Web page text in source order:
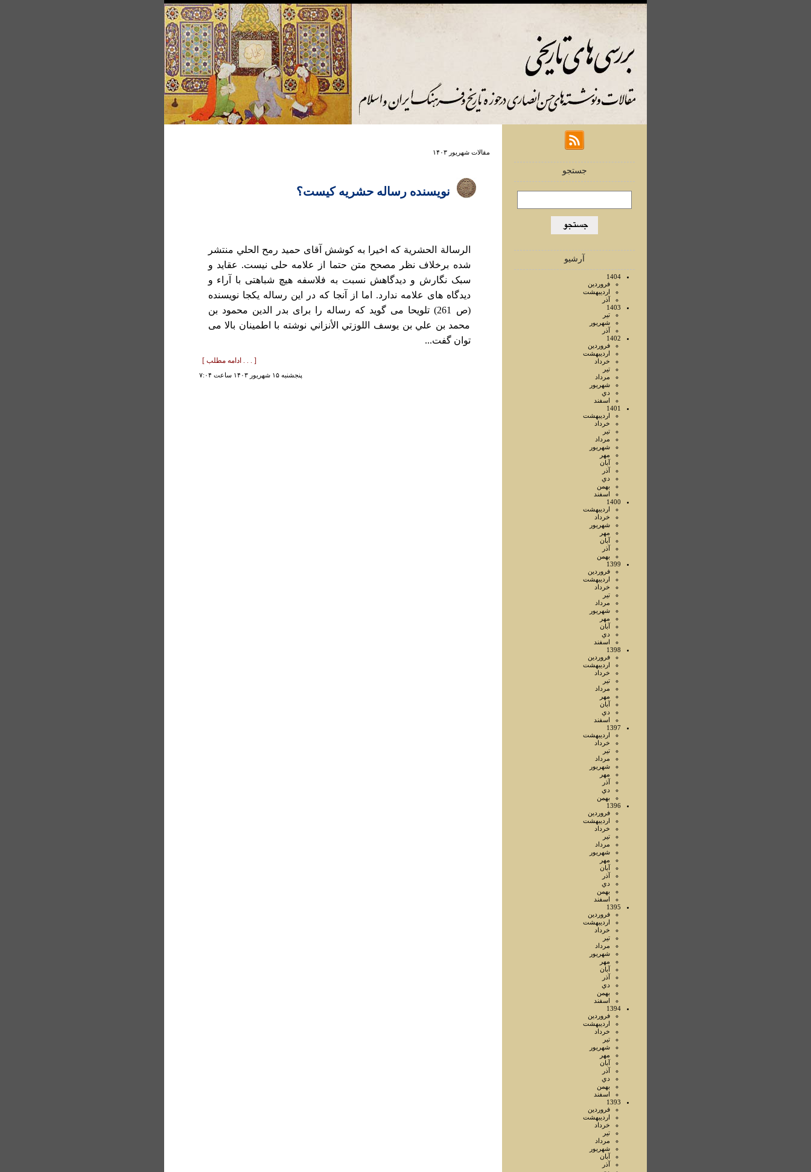
جستجو
آرشیو
1404
فروردين
ارديبهشت
آذر
1403
تير
شهريور
آذر
1402
فروردين
ارديبهشت
خرداد
تير
مرداد
شهريور
دي
اسفند
1401
ارديبهشت
خرداد
تير
مرداد
شهريور
مهر
آبان
آذر
دي
بهمن
اسفند
1400
ارديبهشت
خرداد
شهريور
مهر
آبان
آذر
بهمن
1399
فروردين
ارديبهشت
خرداد
تير
مرداد
شهريور
مهر
آبان
دي
اسفند
1398
فروردين
ارديبهشت
خرداد
تير
مرداد
مهر
آبان
دي
اسفند
1397
ارديبهشت
خرداد
تير
مرداد
شهريور
مهر
آذر
دي
بهمن
1396
فروردين
ارديبهشت
خرداد
تير
مرداد
شهريور
مهر
آبان
آذر
دي
بهمن
اسفند
1395
فروردين
ارديبهشت
خرداد
تير
مرداد
شهريور
مهر
آبان
آذر
دي
بهمن
اسفند
1394
فروردين
ارديبهشت
خرداد
تير
شهريور
مهر
آبان
آذر
دي
بهمن
اسفند
1393
فروردين
ارديبهشت
خرداد
تير
مرداد
شهريور
آبان
آذر
مقالات شهريور ۱۴۰۳
نويسنده رساله حشريه کيست؟
الرسالة الحشرية که اخيرا به کوشش آقای حميد رمح الحلي منتشر
شده برخلاف نظر مصحح متن حتما از علامه حلی نيست. عقايد و
سبک نگارش و ديدگاهش نسبت به فلاسفه هيچ شباهتی با آراء و
ديدگاه های علامه ندارد. اما از آنجا که در اين رساله يکجا نويسنده
(ص 261) تلويحا می گويد که رساله را برای بدر الدين محمود بن
محمد بن علي بن يوسف اللوزتي الأنزاني نوشته با اطمينان بالا می
توان گفت...
[ . . . ادامه مطلب ]
پنجشنبه ۱۵ شهريور ۱۴۰۳ ساعت ۷:۰۴